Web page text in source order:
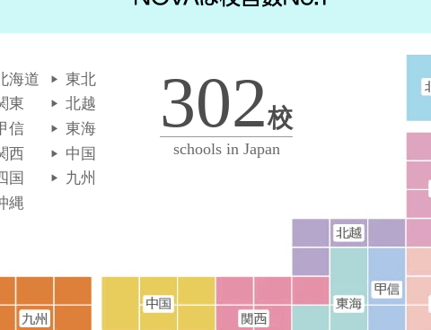
海道
東北
東
北越
信
東海
西
中国
国
九州
縄
302校
schools in Japan